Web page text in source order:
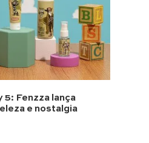
5: Fenzza lança
e nostalgia